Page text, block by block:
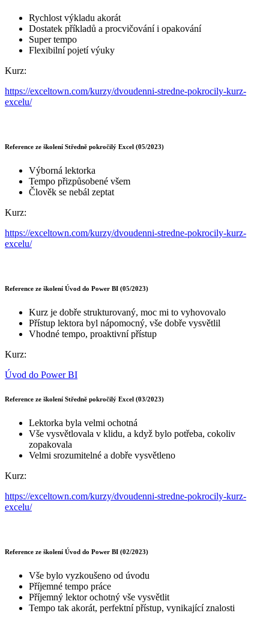
Rychlost výkladu akorát
Dostatek příkladů a procvičování i opakování
Super tempo
Flexibilní pojetí výuky
Kurz:
https://exceltown.com/kurzy/dvoudenni-stredne-pokrocily-kurz-
excelu/
Reference ze školení Středně pokročilý Excel (05/2023)
Výborná lektorka
Tempo přizpůsobené všem
Člověk se nebál zeptat
Kurz:
https://exceltown.com/kurzy/dvoudenni-stredne-pokrocily-kurz-
excelu/
Reference ze školení Úvod do Power BI (05/2023)
Kurz je dobře strukturovaný, moc mi to vyhovovalo
Přístup lektora byl nápomocný, vše dobře vysvětlil
Vhodné tempo, proaktivní přístup
Kurz:
Úvod do Power BI
Reference ze školení Středně pokročilý Excel (03/2023)
Lektorka byla velmi ochotná
Vše vysvětlovala v klidu, a když bylo potřeba, cokoliv
zopakovala
Velmi srozumitelné a dobře vysvětleno
Kurz:
https://exceltown.com/kurzy/dvoudenni-stredne-pokrocily-kurz-
excelu/
Reference ze školení Úvod do Power BI (02/2023)
Vše bylo vyzkoušeno od úvodu
Příjemné tempo práce
Příjemný lektor ochotný vše vysvětlit
Tempo tak akorát, perfektní přístup, vynikající znalosti